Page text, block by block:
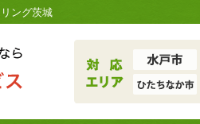
ング茨城